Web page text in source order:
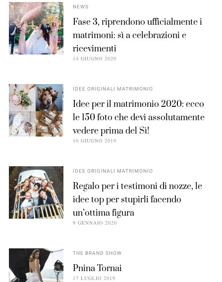
NEWS
Fase 3, riprendono ufficialmente i
matrimoni: sì a celebrazioni e
ricevimenti
14 GIUGNO 2020
IDEE ORIGINALI MATRIMONIO
Idee per il matrimonio 2020: ecco
le 150 foto che devi assolutamente
vedere prima del Sì!
10 GIUGNO 2019
IDEE ORIGINALI MATRIMONIO
Regalo per i testimoni di nozze, le
idee top per stupirli facendo
un’ottima figura
9 GENNAIO 2020
THE BRAND SHOW
Pnina Tornai
17 LUGLIO 2019